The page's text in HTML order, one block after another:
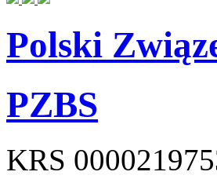
Polski
PZBS
KRS